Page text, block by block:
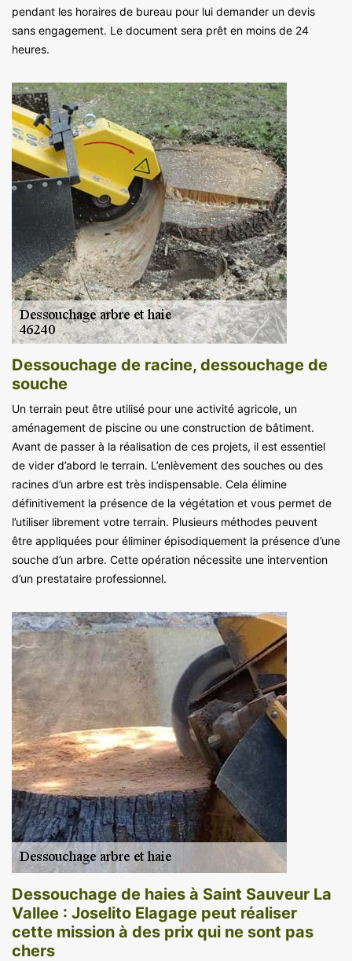
pendant les horaires de bureau pour lui demander un devis
sans engagement. Le document sera prêt en moins de 24
heures.
Dessouchage de racine, dessouchage de
souche
Un terrain peut être utilisé pour une activité agricole, un
aménagement de piscine ou une construction de bâtiment.
Avant de passer à la réalisation de ces projets, il est essentiel
de vider d’abord le terrain. L’enlèvement des souches ou des
racines d’un arbre est très indispensable. Cela élimine
définitivement la présence de la végétation et vous permet de
l’utiliser librement votre terrain. Plusieurs méthodes peuvent
être appliquées pour éliminer épisodiquement la présence d’une
souche d’un arbre. Cette opération nécessite une intervention
d’un prestataire professionnel.
Dessouchage de haies à Saint Sauveur La
Vallee : Joselito Elagage peut réaliser
cette mission à des prix qui ne sont pas
chers